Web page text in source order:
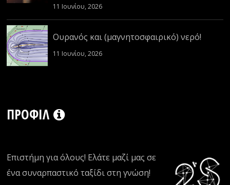
11 Ιουνίου, 2026
Ουρανός και (μαγνητοσφαιρικό) νερό!
11 Ιουνίου, 2026
ΠΡΟΦΊΛ
Επιστήμη για όλους! Ελάτε μαζί μας σε
ένα συναρπαστικό ταξίδι στη γνώση!